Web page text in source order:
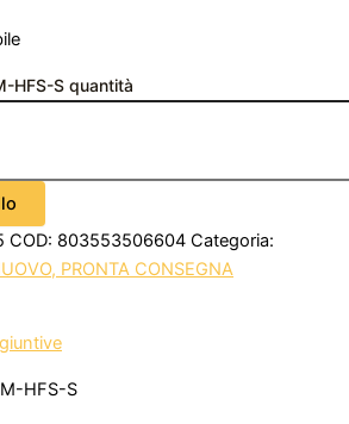
HFS-S quantità
COD: 803553506604 Categoria:
PRONTA CONSEGNA
HFS-S